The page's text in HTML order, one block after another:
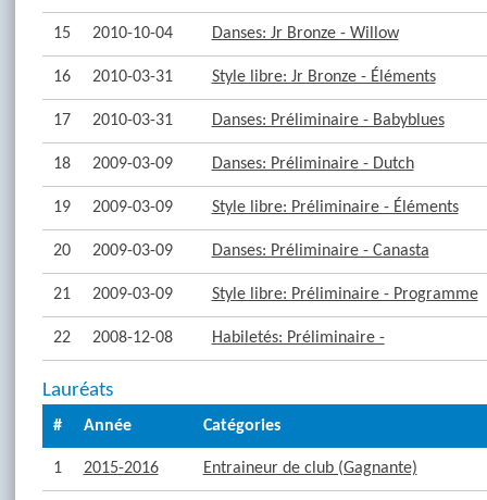
15 2010-10-04 Danses: Jr Bronze - Willow
16 2010-03-31 Style libre: Jr Bronze - Éléments
17 2010-03-31 Danses: Préliminaire - Babyblues
18 2009-03-09 Danses: Préliminaire - Dutch
19 2009-03-09 Style libre: Préliminaire - Éléments
20 2009-03-09 Danses: Préliminaire - Canasta
21 2009-03-09 Style libre: Préliminaire - Programme
22 2008-12-08 Habiletés: Préliminaire -
Lauréats
# Année Catégories
1 2015-2016 Entraineur de club (Gagnante)